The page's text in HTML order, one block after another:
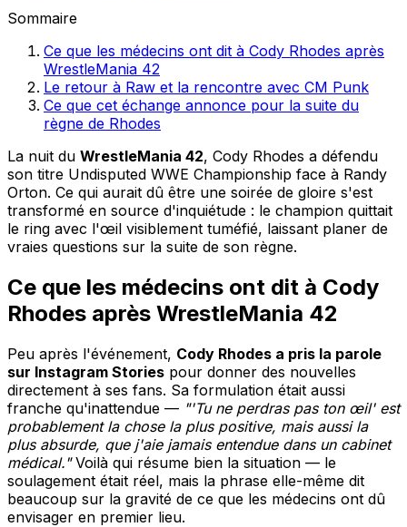
Sommaire
Ce que les médecins ont dit à Cody Rhodes après
WrestleMania 42
Le retour à Raw et la rencontre avec CM Punk
Ce que cet échange annonce pour la suite du
règne de Rhodes
La nuit du WrestleMania 42, Cody Rhodes a défendu
son titre Undisputed WWE Championship face à Randy
Orton. Ce qui aurait dû être une soirée de gloire s'est
transformé en source d'inquiétude : le champion quittait
le ring avec l'œil visiblement tuméfié, laissant planer de
vraies questions sur la suite de son règne.
Ce que les médecins ont dit à Cody
Rhodes après WrestleMania 42
Peu après l'événement, Cody Rhodes a pris la parole
sur Instagram Stories pour donner des nouvelles
directement à ses fans. Sa formulation était aussi
franche qu'inattendue — "'Tu ne perdras pas ton œil' est
probablement la chose la plus positive, mais aussi la
plus absurde, que j'aie jamais entendue dans un cabinet
médical."Voilà qui résume bien la situation — le
soulagement était réel, mais la phrase elle-même dit
beaucoup sur la gravité de ce que les médecins ont dû
envisager en premier lieu.